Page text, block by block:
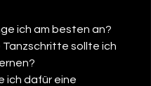
ich am besten an?
Tanzschritte sollte ich
ich dafür eine